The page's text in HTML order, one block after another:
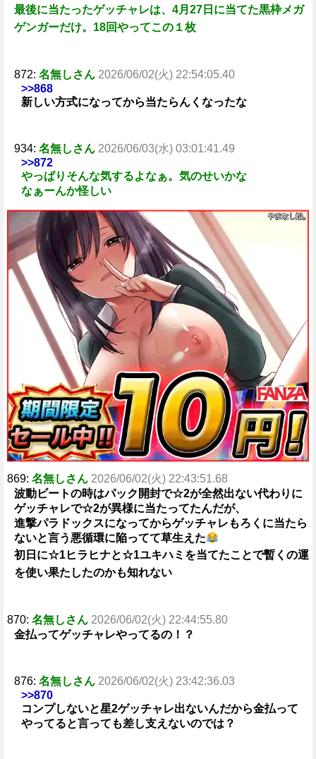
最後に当たったゲッチャレは、4月27日に当てた黒枠メガ
ゲンガーだけ。18回やってこの１枚
872: 名無しさん 2026/06/02(火) 22:54:05.40
>>868
新しい方式になってから当たらんくなったな
934: 名無しさん 2026/06/03(水) 03:01:41.49
>>872
やっぱりそんな気するよなぁ。気のせいかな
なぁーんか怪しい
869: 名無しさん 2026/06/02(火) 22:43:51.68
波動ビートの時はパック開封で☆2が全然出ない代わりに
ゲッチャレで☆2が異様に当たってたんだが、
進撃パラドックスになってからゲッチャレもろくに当たら
ないと言う悪循環に陥ってて草生えた
初日に☆1ヒラヒナと☆1ユキハミを当てたことで暫くの運
を使い果たしたのかも知れない
870: 名無しさん 2026/06/02(火) 22:44:55.80
金払ってゲッチャレやってるの！？
876: 名無しさん 2026/06/02(火) 23:42:36.03
>>870
コンプしないと星2ゲッチャレ出ないんだから金払って
やってると言っても差し支えないのでは？